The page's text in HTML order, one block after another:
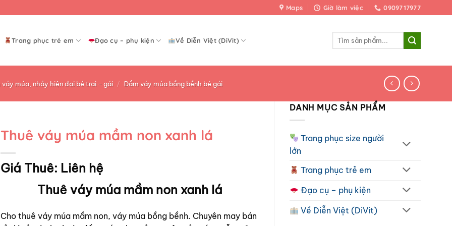
Maps Giờ làm việc 0909717977
Trang phục trẻ em Đạo cụ – phụ kiện Về Diễn Việt (DiVit)
Tìm
múa, nhảy hiện đại bé trai - gái / Đầm váy múa bồng bềnh bé gái
DANH MỤC SẢN PHẨM
Trang phục size người
lớn
Trang phục trẻ em
Đạo cụ – phụ kiện
Về Diễn Việt (DiVit)
Thuê váy múa mầm non xanh lá
Giá Thuê: Liên hệ
Thuê váy múa mầm non xanh lá
Cho thuê váy múa mầm non, váy múa bồng bềnh. Chuyên may bán